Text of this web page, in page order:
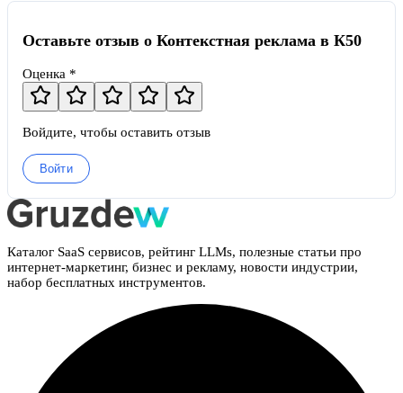
Оставьте отзыв о Контекстная реклама в К50
Оценка *
Войдите, чтобы оставить отзыв
Войти
Каталог SaaS сервисов, рейтинг LLMs, полезные статьи про
интернет-маркетинг, бизнес и рекламу, новости индустрии,
набор бесплатных инструментов.